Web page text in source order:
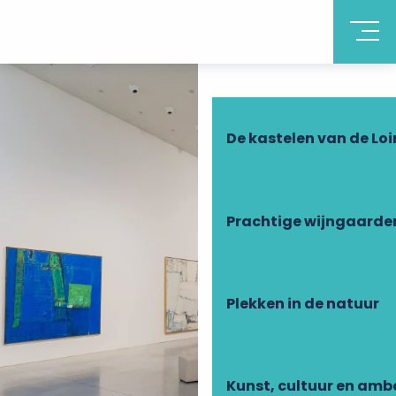
Ontdek Touraine
De kastelen van de
Prachtige
Plekken in de natuur
Kunst, cultuur en